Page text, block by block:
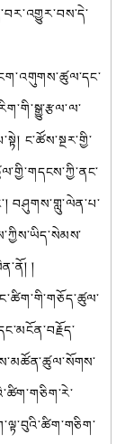
ང་ཚོས་སྔར་གྱི་
བཤུགས་གླུ་ལེན་པ་
།